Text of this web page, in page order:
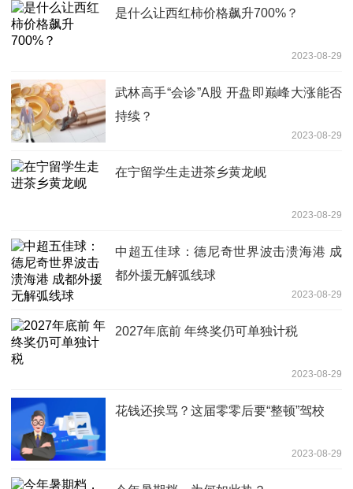
是什么让西红柿价格飙升700%？
2023-08-29
武林高手“会诊”A股 开盘即巅峰大涨能否
持续？
2023-08-29
在宁留学生走进茶乡黄龙岘
2023-08-29
中超五佳球：德尼奇世界波击溃海港 成
都外援无解弧线球
2023-08-29
2027年底前 年终奖仍可单独计税
2023-08-29
花钱还挨骂？这届零零后要“整顿”驾校
2023-08-29